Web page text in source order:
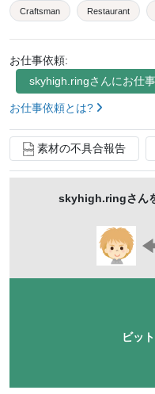
Craftsman Restaurant
inflammation cooking
お仕事依頼:
skyhigh.ringさんにお仕
お仕事依頼とは?
素材の不具合報告
skyhigh.ringさん
ビッ